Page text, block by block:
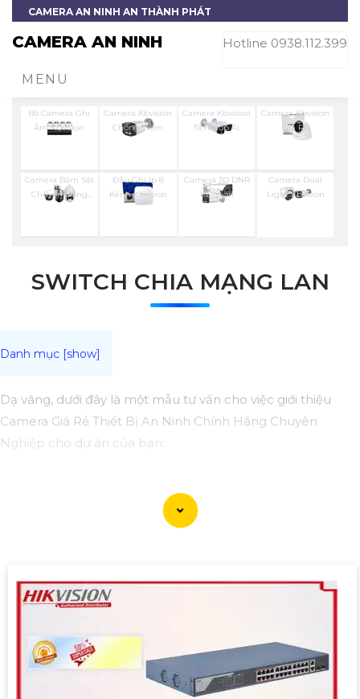
CAMERA AN NINH AN THÀNH PHÁT
CAMERA AN NINH Hotline 0938.112.399
MENU
Bộ Camera Ghi
Âm Kbvision
Camera Kbvision
Chống Trộm
Camera Kbvision
Tích Hợp Ai
Camera Kbvision
Giá Rẻ
Camera Bám Sát
Chuyển Động
Đầu Ghi Ip 8
Kênh Kbvision
Camera 3D DNR
Kbvision
Camera Dual
Light Kbvision
SWITCH CHIA MẠNG LAN
Dạ vâng, dưới đây là một mẫu tư vấn cho việc giới thiệu
Camera Giá Rẻ Thiết Bị An Ninh Chính Hãng Chuyên
Nghiệp cho dự án của bạn:
Nghiệp, đáp ứng nhu cầu an ninh và giám sát cho dự án
Ưu điểm của dòng sản phẩm:〗
rẻ nhưng vẫntin tưởng chất lượng và hiệu suất làm việc.
Chất lượng chính hãng: Sản phẩm được chọn lọc từ